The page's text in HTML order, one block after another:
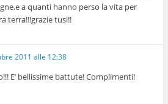
a quanti hanno perso la vita per
terra!!!grazie tusi!!
2011 alle 12:38
E’ bellissime battute! Complimenti!